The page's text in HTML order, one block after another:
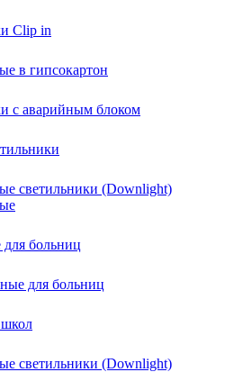
Clip in
в гипсокартон
с аварийным блоком
светильники (Downlight)
больниц
для больниц
светильники (Downlight)